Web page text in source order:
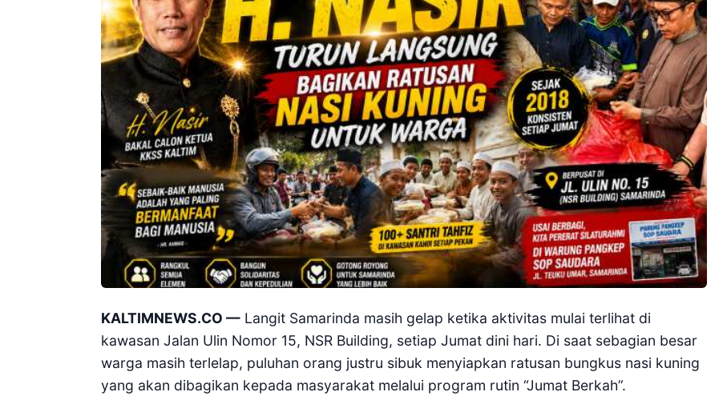
KALTIMNEWS.CO — Langit Samarinda masih gelap ketika aktivitas mulai terlihat di
kawasan Jalan Ulin Nomor 15, NSR Building, setiap Jumat dini hari. Di saat sebagian besar
warga masih terlelap, puluhan orang justru sibuk menyiapkan ratusan bungkus nasi kuning
yang akan dibagikan kepada masyarakat melalui program rutin “Jumat Berkah”.